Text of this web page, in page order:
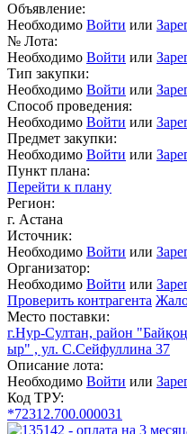
Объявление:
Необходимо Войти или
№ Лота:
Необходимо Войти или
Тип закупки:
Необходимо Войти или
Способ проведения:
Необходимо Войти или
Предмет закупки:
Необходимо Войти или
Пункт плана:
Перейти к плану
Регион:
г. Астана
Источник:
Необходимо Войти или
Организатор:
Необходимо Войти или
Проверить контрагента
Место поставки:
г.Нур-Султан, район
ыр" , ул. С.Сейфуллина 37
Описание лота:
Необходимо Войти или
Код ТРУ:
*72312.700.000031